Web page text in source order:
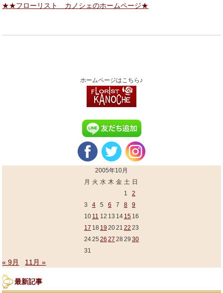
★★フローリスト カノシェのホームページ★
ホームページはこちら♪
2005年10月
月 火 水 木 金 土 日
1
2
3
4 5 6 7 8
9
10 11 12 13 14 15 16
17 18 19 2021 22 23
2425 26 27 28 29 30
31
« 9月 11月 »
最新記事